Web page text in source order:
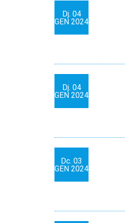
Dj. 04
GEN 2024
Dj. 04
GEN 2024
Dc. 03
GEN 2024